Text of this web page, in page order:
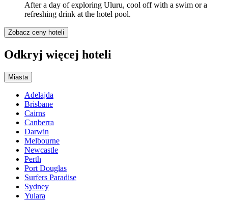
After a day of exploring Uluru, cool off with a swim or a
refreshing drink at the hotel pool.
Zobacz ceny hoteli
Odkryj więcej hoteli
Miasta
Adelajda
Brisbane
Cairns
Canberra
Darwin
Melbourne
Newcastle
Perth
Port Douglas
Surfers Paradise
Sydney
Yulara